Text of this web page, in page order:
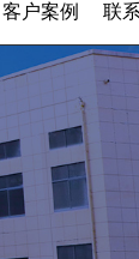
客户案例 联